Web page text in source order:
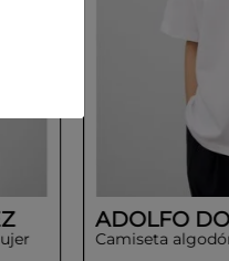
ADOLFO
Camiseta